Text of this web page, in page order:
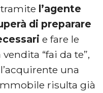
l’agente
di preparare
e fare le
“fai da te”,
una
risulta già